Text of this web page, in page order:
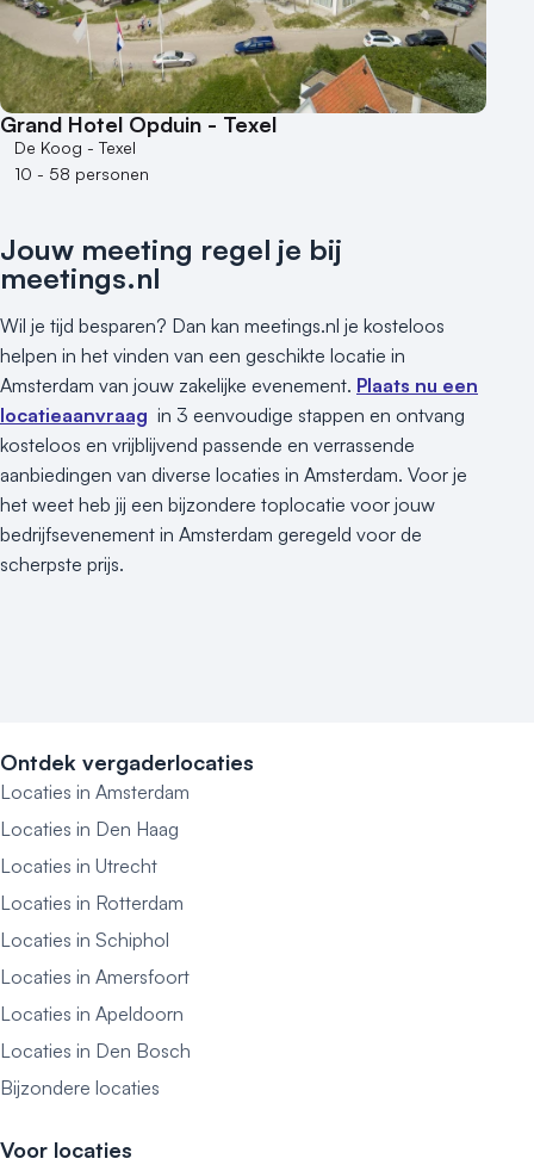
Kleine / intieme locatie
Locaties aan zee
Museum
Theater
Varende locatie
Grand Hotel Opduin - Texel
De Koog - Texel
10 - 58 personen
Jouw meeting regel je bij
meetings.nl
Wil je tijd besparen? Dan kan meetings.nl je kosteloos
helpen in het vinden van een geschikte locatie in
Amsterdam van jouw zakelijke evenement. Plaats nu een
locatieaanvraag in 3 eenvoudige stappen en ontvang
kosteloos en vrijblijvend passende en verrassende
aanbiedingen van diverse locaties in Amsterdam. Voor je
het weet heb jij een bijzondere toplocatie voor jouw
bedrijfsevenement in Amsterdam geregeld voor de
scherpste prijs.
Ontdek vergaderlocaties
Locaties in Amsterdam
Locaties in Den Haag
Locaties in Utrecht
Locaties in Rotterdam
Locaties in Schiphol
Locaties in Amersfoort
Locaties in Apeldoorn
Locaties in Den Bosch
Bijzondere locaties
Voor locaties